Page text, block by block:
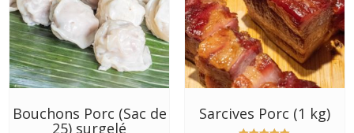
Bouchons Porc (Sac de
25) surgelé
Sarcives Porc (1 kg)